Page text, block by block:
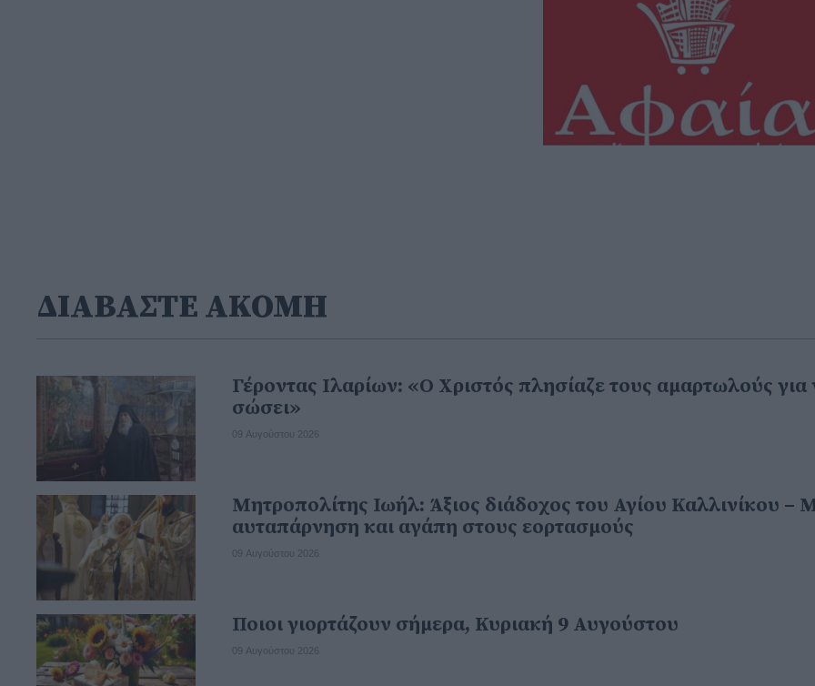
ΔΙΑΒΑΣΤΕ ΑΚΟΜΗ
Γέροντας Ιλαρίων: «Ο Χριστός πλησίαζε τους αμαρτωλούς για
σώσει»
09 Αυγούστου 2026
Μητροπολίτης Ιωήλ: Άξιος διάδοχος του Αγίου Καλλινίκου –
αυταπάρνηση και αγάπη στους εορτασμούς
09 Αυγούστου 2026
Ποιοι γιορτάζουν σήμερα, Κυριακή 9 Αυγούστου
09 Αυγούστου 2026